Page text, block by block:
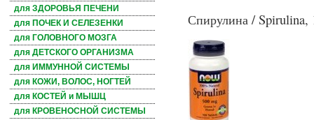
для ЗДОРОВЬЯ ПЕЧЕНИ
для ПОЧЕК И СЕЛЕЗЕНКИ
для ГОЛОВНОГО МОЗГА
для ДЕТСКОГО ОРГАНИЗМА
для ИММУННОЙ СИСТЕМЫ
для КОЖИ, ВОЛОС, НОГТЕЙ
для КОСТЕЙ и МЫШЦ
для КРОВЕНОСНОЙ СИСТЕМЫ
Спирулина / Spirulina,